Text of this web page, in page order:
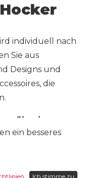
individuell nach
Sie aus
Designs und
die
Sie eine
Sie
Lösung.
ein besseres
Ich stimme zu